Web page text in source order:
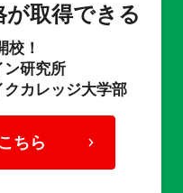
が取得できる
校！
ン研究所
カレッジ大学部
ちら